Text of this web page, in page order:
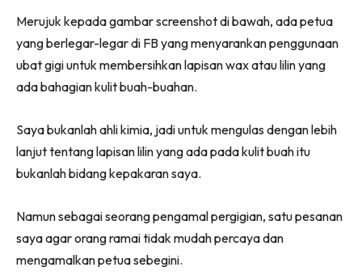
Merujuk kepada gambar screenshot di bawah, ada petua
yang berlegar-legar di FB yang menyarankan penggunaan
ubat gigi untuk membersihkan lapisan wax atau lilin yang
ada bahagian kulit buah-buahan.
Saya bukanlah ahli kimia, jadi untuk mengulas dengan lebih
lanjut tentang lapisan lilin yang ada pada kulit buah itu
bukanlah bidang kepakaran saya.
Namun sebagai seorang pengamal pergigian, satu pesanan
saya agar orang ramai tidak mudah percaya dan
mengamalkan petua sebegini.